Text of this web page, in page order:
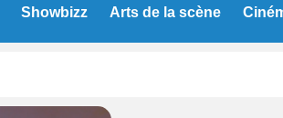
Showbizz Arts de la scène